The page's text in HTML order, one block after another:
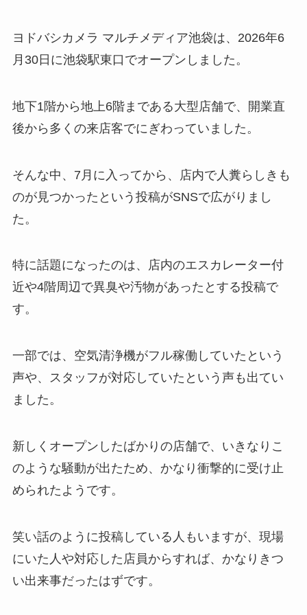
ヨドバシカメラ マルチメディア池袋は、2026年6
月30日に池袋駅東口でオープンしました。
地下1階から地上6階まである大型店舗で、開業直
後から多くの来店客でにぎわっていました。
そんな中、7月に入ってから、店内で人糞らしきも
のが見つかったという投稿がSNSで広がりまし
た。
特に話題になったのは、店内のエスカレーター付
近や4階周辺で異臭や汚物があったとする投稿で
す。
一部では、空気清浄機がフル稼働していたという
声や、スタッフが対応していたという声も出てい
ました。
新しくオープンしたばかりの店舗で、いきなりこ
のような騒動が出たため、かなり衝撃的に受け止
められたようです。
笑い話のように投稿している人もいますが、現場
にいた人や対応した店員からすれば、かなりきつ
い出来事だったはずです。